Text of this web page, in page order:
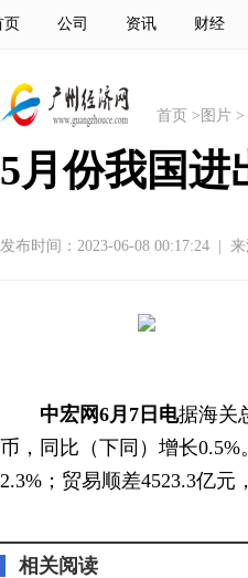
页 公司 资讯 财经
首页 > 图片 >
5月份我国进
发布时间：2023-06-08 00:17:24 来
中宏网6月7日电据海关
币，同比（下同）增长
2.3%；贸易顺差4523.3亿元
相关阅读